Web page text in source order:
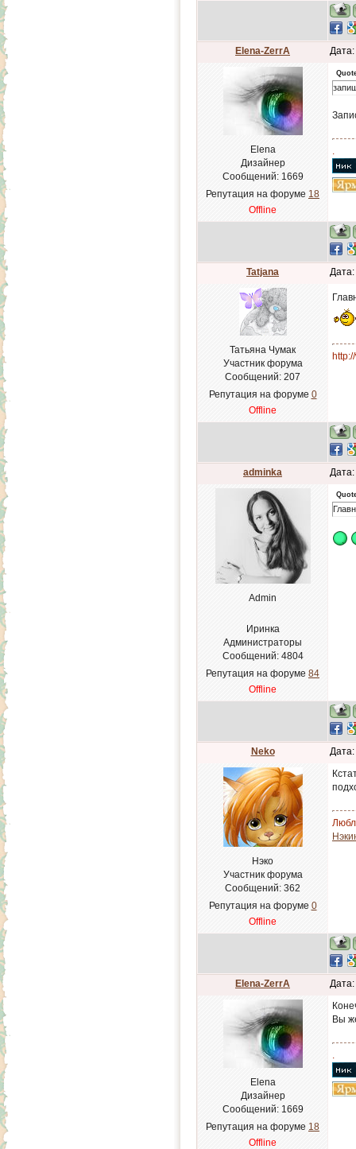
Elena-ZerrA
Elena
Дизайнер
Сообщений: 1669
Репутация на форуме 18
Offline
.
Tatjana
Татьяна Чумак
Участник форума
Сообщений: 207
Репутация на форуме 0
Offline
adminka
Admin
Иринка
Администраторы
Сообщений: 4804
Репутация на форуме 84
Offline
Neko
Нэко
Участник форума
Сообщений: 362
Репутация на форуме 0
Offline
Elena-ZerrA
Elena
Дизайнер
Сообщений: 1669
Репутация на форуме 18
Offline
Вы
.